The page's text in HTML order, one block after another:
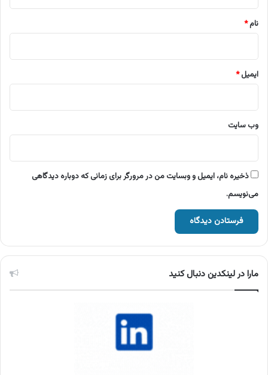
نام*
ایمیل*
وب‌ سایت
ذخیره نام، ایمیل و وبسایت من در مرورگر برای زمانی که دوباره دیدگاهی
می‌نویسم.
مارا در لینکدین دنبال کنید